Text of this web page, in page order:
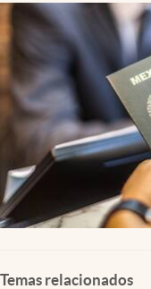
abre en nueva pestaña
México
Temas relacionados